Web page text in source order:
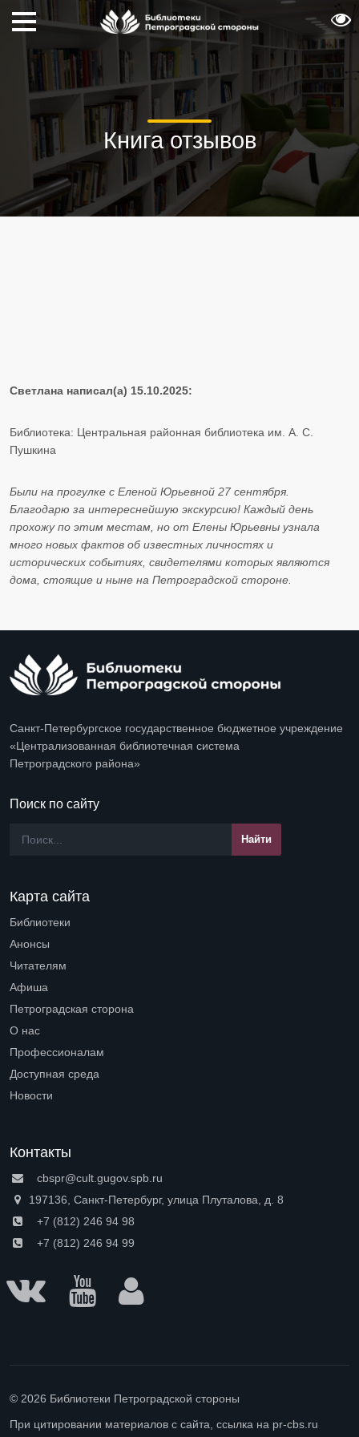
Книга отзывов
Светлана написал(а) 15.10.2025:
Библиотека: Центральная районная библиотека им. А. С.
Пушкина
Были на прогулке с Еленой Юрьевной 27 сентября.
Благодарю за интереснейшую экскурсию! Каждый день
прохожу по этим местам, но от Елены Юрьевны узнала
много новых фактов об известных личностях и
исторических событиях, свидетелями которых являются
дома, стоящие и ныне на Петроградской стороне.
Санкт-Петербургское государственное бюджетное учреждение
«Централизованная библиотечная система
Петроградского района»
Поиск по сайту
Карта сайта
Библиотеки
Анонсы
Читателям
Афиша
Петроградская сторона
О нас
Профессионалам
Доступная среда
Новости
Контакты
cbspr@cult.gugov.spb.ru
197136, Санкт-Петербург, улица Плуталова, д. 8
+7 (812) 246 94 98
+7 (812) 246 94 99
© 2026 Библиотеки Петроградской стороны
При цитировании материалов с сайта, ссылка на pr-cbs.ru